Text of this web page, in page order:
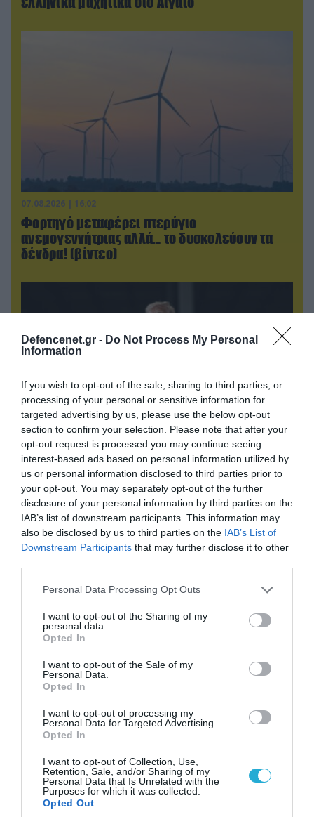
Defencenet.gr - Do Not Process My Personal
Information
If you wish to opt-out of the sale, sharing to third parties, or
processing of your personal or sensitive information for
targeted advertising by us, please use the below opt-out
section to confirm your selection. Please note that after your
opt-out request is processed you may continue seeing
interest-based ads based on personal information utilized by
us or personal information disclosed to third parties prior to
your opt-out. You may separately opt-out of the further
disclosure of your personal information by third parties on the
IAB’s list of downstream participants. This information may
also be disclosed by us to third parties on the IAB’s List of
Downstream Participants that may further disclose it to other
Please note that this website/app uses one or more Google
not limited to your visit or usage behaviour. You may click to
grant or deny consent to Google and its third-party tags to
use your data for below specified purposes in below Google
consent section.
Personal Data Processing Opt Outs
I want to opt-out of the Sharing of my
personal data.
Opted In
I want to opt-out of the Sale of my
Personal Data.
Opted In
I want to opt-out of processing my
Personal Data for Targeted Advertising.
Opted In
I want to opt-out of Collection, Use,
Retention, Sale, and/or Sharing of my
Personal Data that Is Unrelated with the
Purposes for which it was collected.
Opted Out
07.08.2026 | 16:02
Φορτηγό μεταφέρει πτερύγιο
ανεμογεννήτριας αλλά… το δυσκολεύουν τα
δένδρα! (βίντεο)
06.08.2026 | 21:02
Τελεσίγραφο του Ιράν στις χώρες του Κόλπου:
«Σταματήστε τον Τραμπ αλλιώς θα σας
χτυπήσουμε σκληρά»
Κλιμακώνουν οι Χούθι: Eξαπέλυσαν επιθέσεις
κατά στρατιωτικών δυνάμεων στην Υεμένη –
Πλήγματα & στη Σαουδική Αραβία!